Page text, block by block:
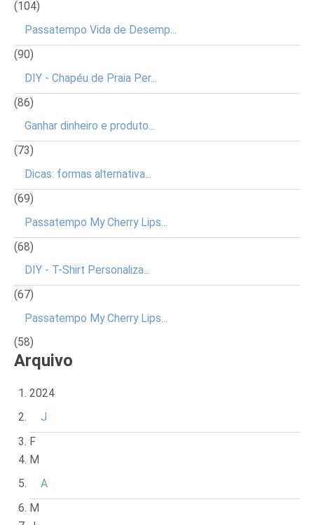
(104)
Passatempo Vida de Desemp...
(90)
DIY - Chapéu de Praia Per...
(86)
Ganhar dinheiro e produto...
(73)
Dicas: formas alternativa...
(69)
Passatempo My Cherry Lips...
(68)
DIY - T-Shirt Personaliza...
(67)
Passatempo My Cherry Lips...
(58)
Arquivo
2024
J
F
M
A
M